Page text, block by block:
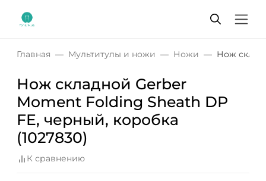
Главная Мультитулы и ножи Ножи Нож
Нож складной Gerber
Moment Folding Sheath DP
FE, черный, коробка
(1027830)
К сравнению